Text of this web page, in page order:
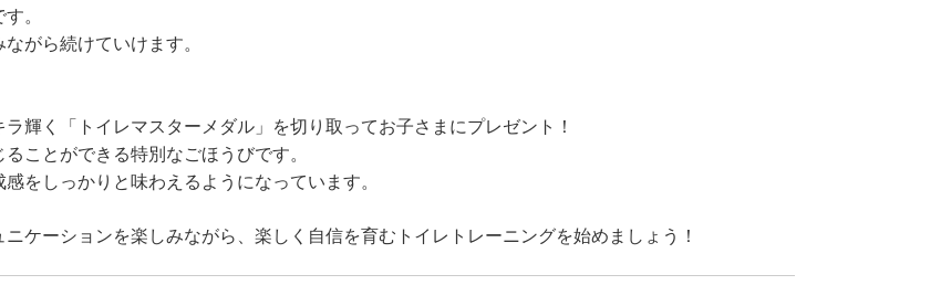
。
がら続けていけます。
輝く「トイレマスターメダル」を切り取ってお子さまにプレゼント！
ことができる特別なごほうびです。
をしっかりと味わえるようになっています。
ケーションを楽しみながら、楽しく自信を育むトイレトレーニングを始めましょう！